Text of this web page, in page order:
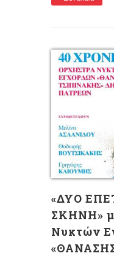
«ΔΥΟ
ΣΚΗΝΗ»
Νυκτών